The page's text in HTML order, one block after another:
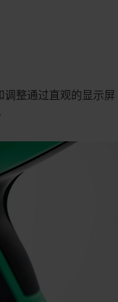
调整通过直观的显示屏